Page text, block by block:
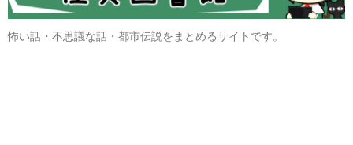
怖い話・不思議な話・都市伝説をまとめるサイトです。